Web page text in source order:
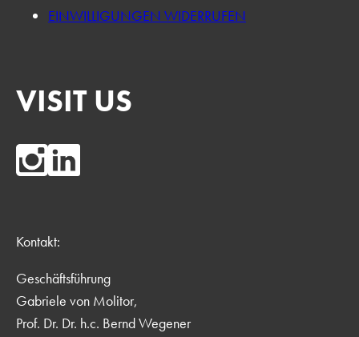
EINWILLIGUNGEN WIDERRUFEN
VISIT US
Kontakt:
Geschäftsführung
Gabriele von Molitor,
Prof. Dr. Dr. h.c. Bernd Wegener